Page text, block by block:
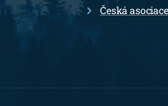
Česká